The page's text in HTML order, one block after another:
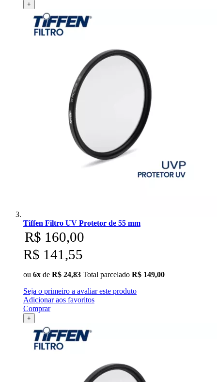
+
Tiffen Filtro UV Protetor de 55 mm
R$ 160,00
R$ 141,55
ou 6x de R$ 24,83 Total parcelado R$ 149,00
Seja o primeiro a avaliar este produto
Adicionar aos favoritos
Comprar
+